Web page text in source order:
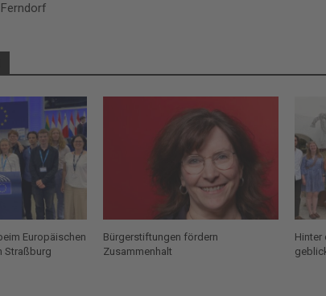
Europäischen
Straßburg
Bürgerstiftungen fördern
Zusammenhalt
Hinter